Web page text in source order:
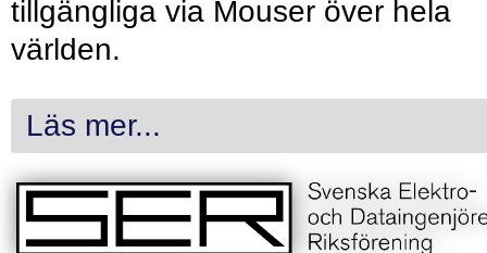
tillgängliga via Mouser över hela
världen.
Läs mer...